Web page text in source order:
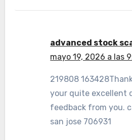
advanced stock
mayo 19, 2026 a las
219808
your quite excellent
feedback from you.
san jose 706931